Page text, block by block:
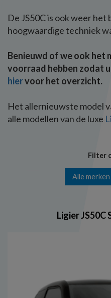
De JS50C is ook weer het
hoogwaardige techniek
Benieuwd of we ook het
voorraad hebben zodat
hiervoor het overzicht.
Het allernieuwste model
alle modellen van de luxe
Filter
Alle merken
Ligier JS50C